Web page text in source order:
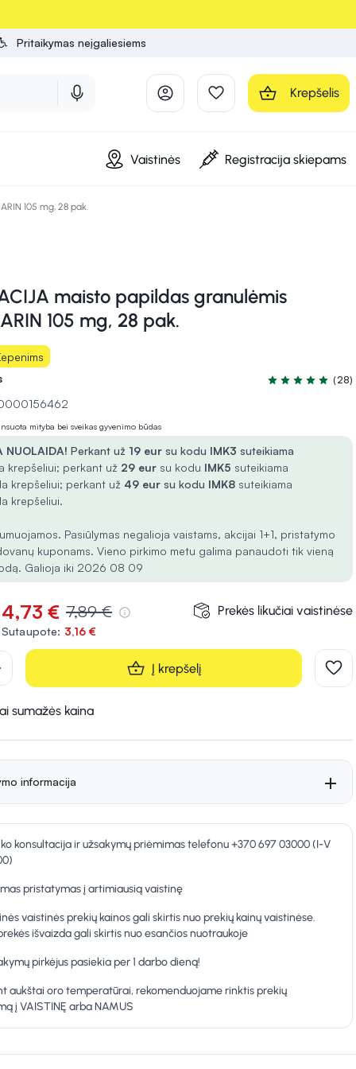
Pritaikymas neįgaliesiems
Krepšelis
Vaistinės Registracija skiepams
105 mg, 28 pak.
maisto papildas granulėmis
105 mg, 28 pak.
Įvertinimas 4.6
(28)
mityba bei sveikas gyvenimo būdas
NUOLAIDA! Perkant už 19 eur su kodu IMK3 suteikiama
krepšeliui; perkant už 29 eur su kodu IMK5 suteikiama
krepšeliui; perkant už 49 eur su kodu IMK8 suteikiama
krepšeliui.
Pasiūlymas negalioja vaistams, akcijai 1+1, pristatymo
kuponams. Vieno pirkimo metu galima panaudoti tik vieną
Galioja iki 2026 08 09
4,73 € 7,89 €
Sutaupote: 3,16 €
Prekės likučiai vaistinėse
Į krepšelį
sumažės kaina
informacija
konsultacija ir užsakymų priėmimas telefonu +370 697 03000 (I-V
pristatymas į artimiausią vaistinę
vaistinės prekių kainos gali skirtis nuo prekių kainų vaistinėse.
išvaizda gali skirtis nuo esančios nuotraukoje
pirkėjus pasiekia per 1 darbo dieną!
aukštai oro temperatūrai, rekomenduojame rinktis prekių
į VAISTINĘ arba NAMUS